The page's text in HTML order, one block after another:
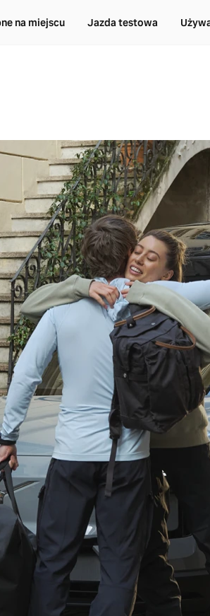
na miejscu Jazda testowa